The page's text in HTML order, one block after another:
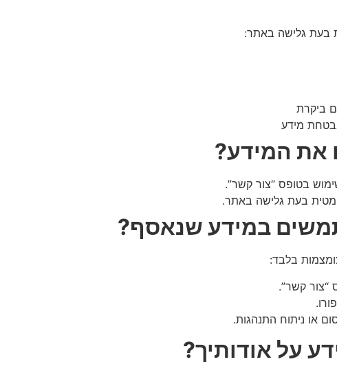
בעת גלישה באתר:
ביקרת
מידע
את המידע?
בטופס “צור קשר”.
בעת גלישה באתר.
במידע שנאסף?
בלבד:
“צור קשר”.
או ניתוח התנהגות.
על אודותיך?